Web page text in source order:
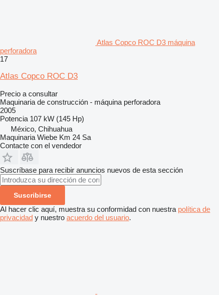
Atlas Copco ROC D3 máquina
perforadora
17
Atlas Copco ROC D3
Precio a consultar
Maquinaria de construcción - máquina perforadora
2005
Potencia 107 kW (145 Hp)
México, Chihuahua
Maquinaria Wiebe Km 24 Sa
Contacte con el vendedor
Suscríbase para recibir anuncios nuevos de esta sección
Suscribirse
Al hacer clic aquí, muestra su conformidad con nuestra política de
privacidad y nuestro acuerdo del usuario.